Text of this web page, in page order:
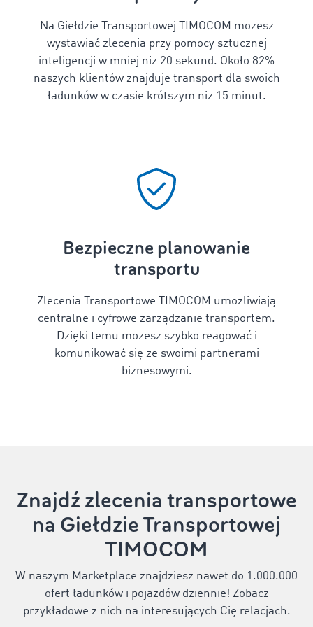
Na Giełdzie Transportowej TIMOCOM możesz
wystawiać zlecenia przy pomocy sztucznej
inteligencji w mniej niż 20 sekund. Około 82%
naszych klientów znajduje transport dla swoich
ładunków w czasie krótszym niż 15 minut.
Bezpieczne planowanie
transportu
Zlecenia Transportowe TIMOCOM umożliwiają
centralne i cyfrowe zarządzanie transportem.
Dzięki temu możesz szybko reagować i
komunikować się ze swoimi partnerami
biznesowymi.
Znajdź zlecenia transportowe
na Giełdzie Transportowej
TIMOCOM
W naszym Marketplace znajdziesz nawet do 1.000.000
ofert ładunków i pojazdów dziennie! Zobacz
przykładowe z nich na interesujących Cię relacjach.